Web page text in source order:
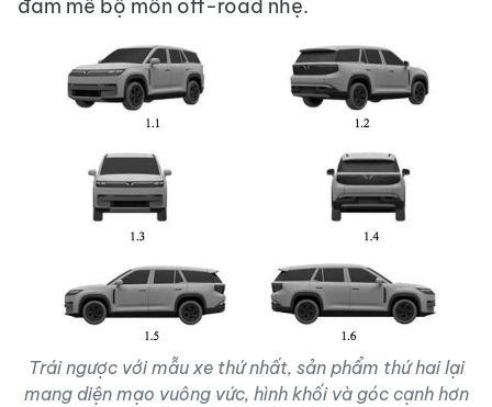
đam mê bộ môn off-road nhẹ.
Trái ngược với mẫu xe thứ nhất, sản phẩm thứ hai lại
mang diện mạo vuông vức, hình khối và góc cạnh hơn